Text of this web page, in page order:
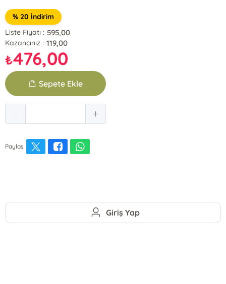
% 20 İndirim
Liste Fiyatı : 595,00
Kazancınız : 119,00
₺476,00
Sepete Ekle
Paylaş
Giriş Yap